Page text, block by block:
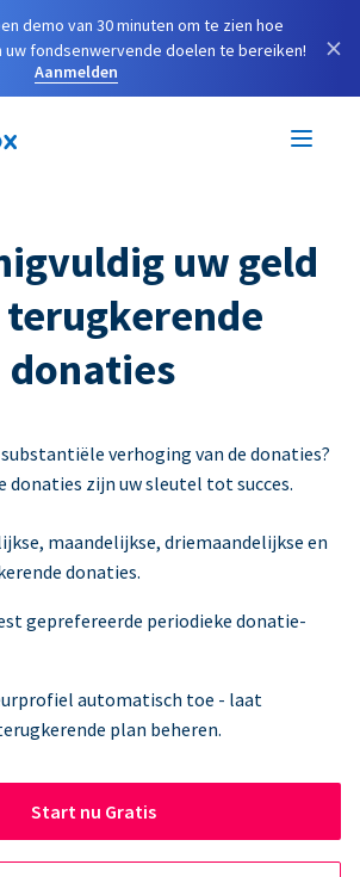
demo van 30 minuten om te zien hoe
uw fondsenwervende doelen te bereiken!
Aanmelden
×
uw geld
donaties
verhoging van de donaties?
donaties zijn uw sleutel tot succes.
maandelijkse, driemaandelijkse en
donaties.
geprefereerde periodieke donatie-
automatisch toe - laat
plan beheren.
Start nu Gratis